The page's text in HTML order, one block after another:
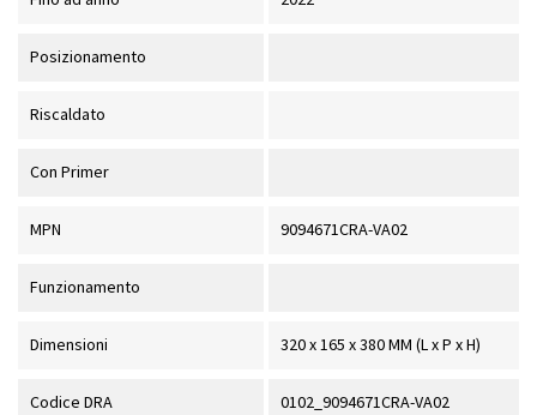
Posizionamento
Riscaldato
Con Primer
MPN 9094671CRA-VA02
Funzionamento
Dimensioni 320 x 165 x 380 MM (L x P x H)
Codice DRA 0102_9094671CRA-VA02